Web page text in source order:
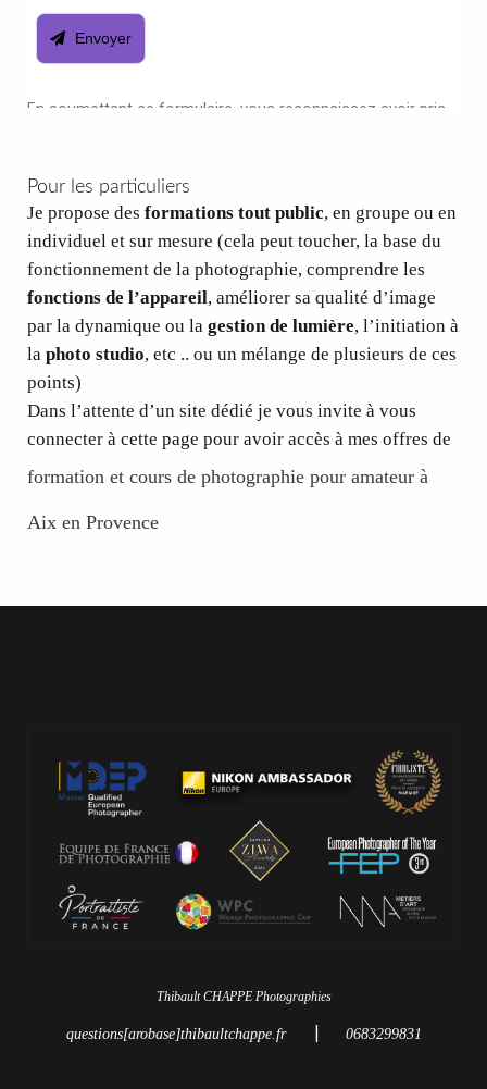
Pour les particuliers
Je propose des formations tout public, en groupe ou en
individuel et sur mesure (cela peut toucher, la base du
fonctionnement de la photographie, comprendre les
fonctions de l’appareil, améliorer sa qualité d’image
par la dynamique ou la gestion de lumière, l’initiation à
la photo studio, etc .. ou un mélange de plusieurs de ces
points)
Dans l’attente d’un site dédié je vous invite à vous
connecter à cette page pour avoir accès à mes offres de
formation et cours de photographie pour amateur à
Aix en Provence
Thibault CHAPPE Photographies
questions[arobase]thibaultchappe.fr 0683299831